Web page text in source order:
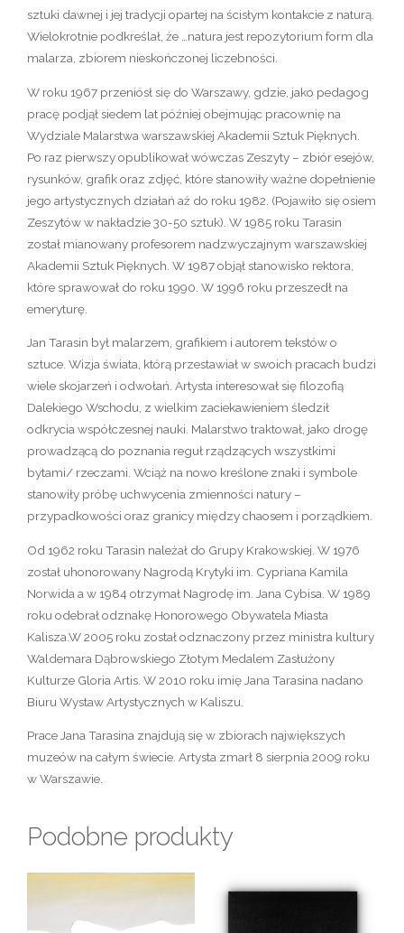
sztuki dawnej i jej tradycji opartej na ścisłym kontakcie z naturą.
Wielokrotnie podkreślał, że …natura jest repozytorium form dla
malarza, zbiorem nieskończonej liczebności.
W roku 1967 przeniósł się do Warszawy, gdzie, jako pedagog
pracę podjął siedem lat później obejmując pracownię na
Wydziale Malarstwa warszawskiej Akademii Sztuk Pięknych.
Po raz pierwszy opublikował wówczas Zeszyty – zbiór esejów,
rysunków, grafik oraz zdjęć, które stanowiły ważne dopełnienie
jego artystycznych działań aż do roku 1982. (Pojawiło się osiem
Zeszytów w nakładzie 30-50 sztuk). W 1985 roku Tarasin
został mianowany profesorem nadzwyczajnym warszawskiej
Akademii Sztuk Pięknych. W 1987 objął stanowisko rektora,
które sprawował do roku 1990. W 1996 roku przeszedł na
emeryturę.
Jan Tarasin był malarzem, grafikiem i autorem tekstów o
sztuce. Wizja świata, którą przestawiał w swoich pracach budzi
wiele skojarzeń i odwołań. Artysta interesował się filozofią
Dalekiego Wschodu, z wielkim zaciekawieniem śledził
odkrycia współczesnej nauki. Malarstwo traktował, jako drogę
prowadzącą do poznania reguł rządzących wszystkimi
bytami/ rzeczami. Wciąż na nowo kreślone znaki i symbole
stanowiły próbę uchwycenia zmienności natury –
przypadkowości oraz granicy między chaosem i porządkiem.
Od 1962 roku Tarasin należał do Grupy Krakowskiej. W 1976
został uhonorowany Nagrodą Krytyki im. Cypriana Kamila
Norwida a w 1984 otrzymał Nagrodę im. Jana Cybisa. W 1989
roku odebrał odznakę Honorowego Obywatela Miasta
Kalisza.W 2005 roku został odznaczony przez ministra kultury
Waldemara Dąbrowskiego Złotym Medalem Zasłużony
Kulturze Gloria Artis. W 2010 roku imię Jana Tarasina nadano
Biuru Wystaw Artystycznych w Kaliszu.
Prace Jana Tarasina znajdują się w zbiorach największych
muzeów na całym świecie. Artysta zmarł 8 sierpnia 2009 roku
w Warszawie.
Podobne produkty